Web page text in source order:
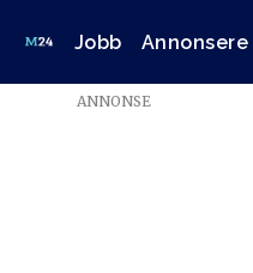
Jobb Annonsere
ANNONSE